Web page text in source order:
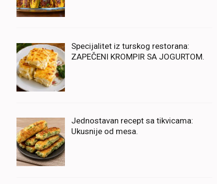
Specijalitet iz turskog restorana:
ZAPEČENI KROMPIR SA JOGURTOM.
Jednostavan recept sa tikvicama:
Ukusnije od mesa.